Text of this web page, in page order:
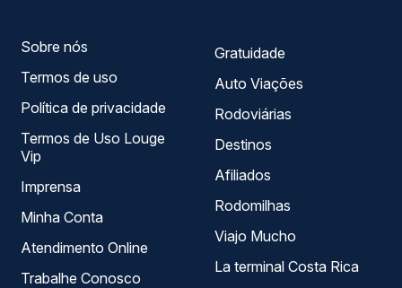
Sobre nós
Termos de uso
Política de privacidade
Termos de Uso Louge
Vip
Imprensa
Minha Conta
Atendimento Online
Trabalhe Conosco
Gratuidade
Auto Viações
Rodoviárias
Destinos
Afiliados
Rodomilhas
Viajo Mucho
La terminal Costa Rica